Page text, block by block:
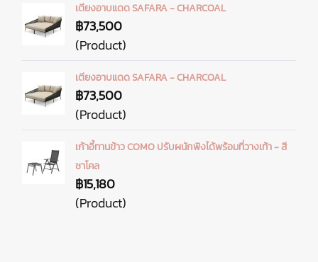
เตียงอาบแดด SAFARA - CHARCOAL
฿73,500
(Product)
เตียงอาบแดด SAFARA - CHARCOAL
฿73,500
(Product)
เก้าอี้ทานข้าว COMO ปรับผนักพิงได้พร้อมที่วางเท้า - สี
ชาโคล
฿15,180
(Product)